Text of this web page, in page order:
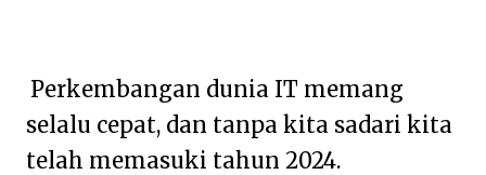
Perkembangan dunia IT memang
selalu cepat, dan tanpa kita sadari kita
telah memasuki tahun 2024.